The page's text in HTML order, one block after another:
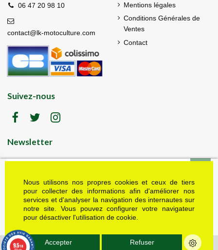
Nous utilisons nos propres cookies et ceux de tiers
pour collecter des informations afin d'améliorer nos
services et d'analyser la navigation des internautes sur
notre site. Vous pouvez configurer votre navigateur
pour désactiver l'utilisation de cookie.
Accepter Refuser
06 47 20 98 10
contact@lk-motoculture.com
Mentions légales
Conditions Générales de
Ventes
Contact
Suivez-nous
Newsletter
LK motoculture vous offre 5% en cadeau de
bienvenue (code de réduction reçu dans le mail
de confirmation envoyé à l'adresse email fournie).
Vous pouvez vous désinscrire à tout moment.
Plus d'informations dans nos mentions légales
J'accepte les conditions générales et la politique de confidentialité
© Tous droits réservés - LK Motoculture - 2022 - Réalisations : Multimed
9.5/10